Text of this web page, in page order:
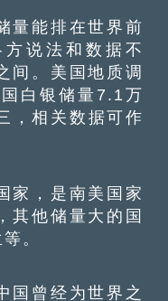
能排在世界前
说法和数据不
间。美国地质调
白银储量7.1万
，相关数据可作
，是南美国家
其他储量大的国
。
曾经为世界之